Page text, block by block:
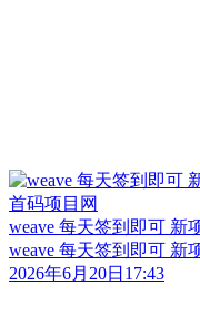
weave 每天签到即可 新
weave 每天签到即可 新
2026年6月20日17:43